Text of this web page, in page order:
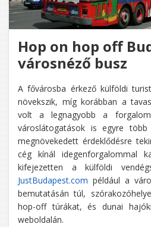
Hop on hop off
városnéző busz
A fővárosba érkező külföldi
növekszik, míg korábban a
volt a legnagyobb a
városlátogatások is egyre
megnövekedett érdeklődésre
cég kínál idegenforgalommal
kifejezetten a külföldi
JustBudapest.com például a
bemutatásán túl,
hop-off túrákat, és dunai
weboldalán.